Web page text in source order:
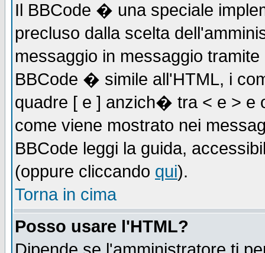
Il BBCode � una speciale
precluso dalla scelta
messaggio in messaggio
BBCode � simile all'HTML, i
quadre [ e ] anzich� tra < e > e
come viene mostrato nei
BBCode leggi la guida,
(oppure cliccando qui).
Torna in cima
Posso usare l'HTML?